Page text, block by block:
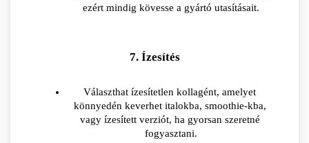
ezért mindig kövesse a gyártó utasításait.
7. Ízesítés
Választhat ízesítetlen kollagént, amelyet
könnyedén keverhet italokba, smoothie-kba,
vagy ízesített verziót, ha gyorsan szeretné
fogyasztani.